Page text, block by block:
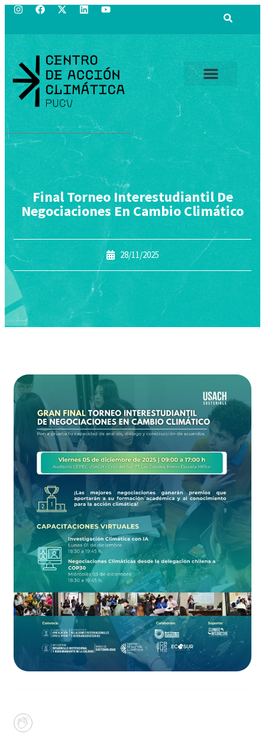
Final Torneo Interestudiantil De
Negociaciones En Cambio Climático
28/11/2025